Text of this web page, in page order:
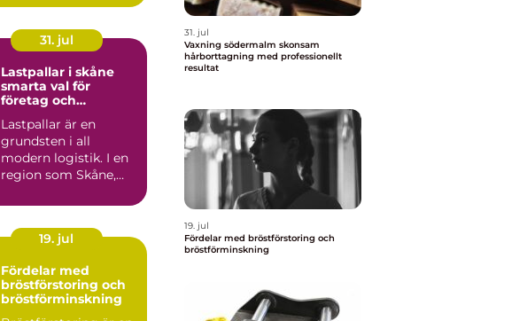
31. jul
Lastpallar i skåne
smarta val för
företag och
Lastpallar är en
grundsten i all
modern logistik. I en
region som Skåne,
industri...
19. jul
Fördelar med
bröstförstoring och
bröstförminskning
31. jul
Vaxning södermalm skonsam
hårborttagning med professionellt
resultat
19. jul
Fördelar med bröstförstoring och
bröstförminskning